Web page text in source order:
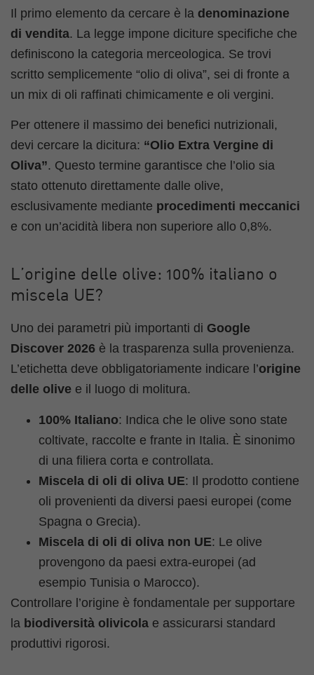
Il primo elemento da cercare è la denominazione
di vendita. La legge impone diciture specifiche che
definiscono la categoria merceologica. Se trovi
scritto semplicemente “olio di oliva”, sei di fronte a
un mix di oli raffinati chimicamente e oli vergini.
Per ottenere il massimo dei benefici nutrizionali,
devi cercare la dicitura: “Olio Extra Vergine di
Oliva”. Questo termine garantisce che l’olio sia
stato ottenuto direttamente dalle olive,
esclusivamente mediante procedimenti meccanici
e con un’acidità libera non superiore allo 0,8%.
L’origine delle olive: 100% italiano o
miscela UE?
Uno dei parametri più importanti di Google
Discover 2026 è la trasparenza sulla provenienza.
L’etichetta deve obbligatoriamente indicare l’origine
delle olive e il luogo di molitura.
100% Italiano: Indica che le olive sono state
coltivate, raccolte e frante in Italia. È sinonimo
di una filiera corta e controllata.
Miscela di oli di oliva UE: Il prodotto contiene
oli provenienti da diversi paesi europei (come
Spagna o Grecia).
Miscela di oli di oliva non UE: Le olive
provengono da paesi extra-europei (ad
esempio Tunisia o Marocco).
Controllare l’origine è fondamentale per supportare
la biodiversità olivicola e assicurarsi standard
produttivi rigorosi.